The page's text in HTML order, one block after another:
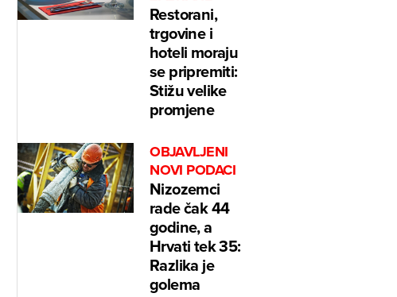
Restorani,
trgovine i
hoteli moraju
se pripremiti:
Stižu velike
promjene
OBJAVLJENI
NOVI PODACI
Nizozemci
rade čak 44
godine, a
Hrvati tek 35:
Razlika je
golema